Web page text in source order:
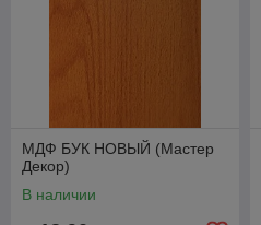
МДФ БУК НОВЫЙ (Мастер
Декор)
В наличии